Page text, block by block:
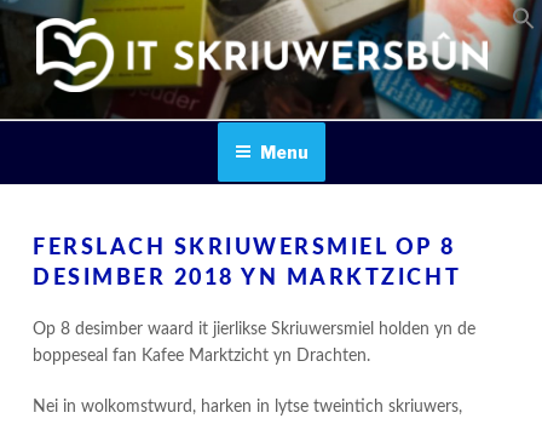
Skip
content
IT SKRIUWERSBOUN
Menu
FERSLACH SKRIUWERSMIEL OP 8
DESIMBER 2018 YN MARKTZICHT
Op 8 desimber waard it jierlikse Skriuwersmiel holden yn de
boppeseal fan Kafee Marktzicht yn Drachten.
Nei in wolkomstwurd, harken in lytse tweintich skriuwers,